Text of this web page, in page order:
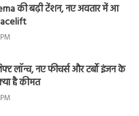
की बढ़ी टेंशन, नए अवतार में आ
लॉन्च, नए फीचर्स और टर्बो इंजन के
है कीमत